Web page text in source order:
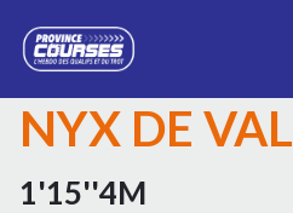
NYX DE VAL
1'15''4M